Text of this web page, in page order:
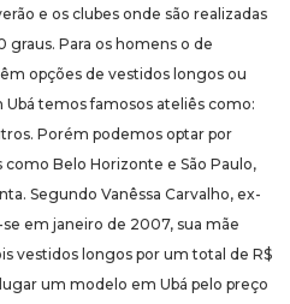
e os clubes onde são realizadas
Para os homens o de
opções de vestidos longos ou
temos famosos ateliês como:
Porém podemos optar por
Belo Horizonte e São Paulo,
Segundo Vanêssa Carvalho, ex-
em janeiro de 2007, sua mãe
vestidos longos por um total de R$
um modelo em Ubá pelo preço